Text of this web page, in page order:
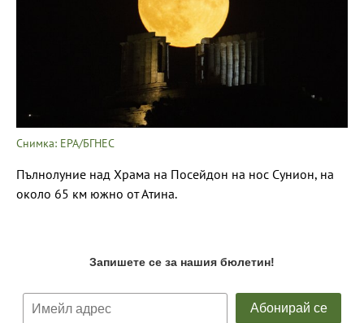
Снимка: EPA/БГНЕС
Пълнолуние над Храма на Посейдон на нос Сунион, на
около 65 км южно от Атина.